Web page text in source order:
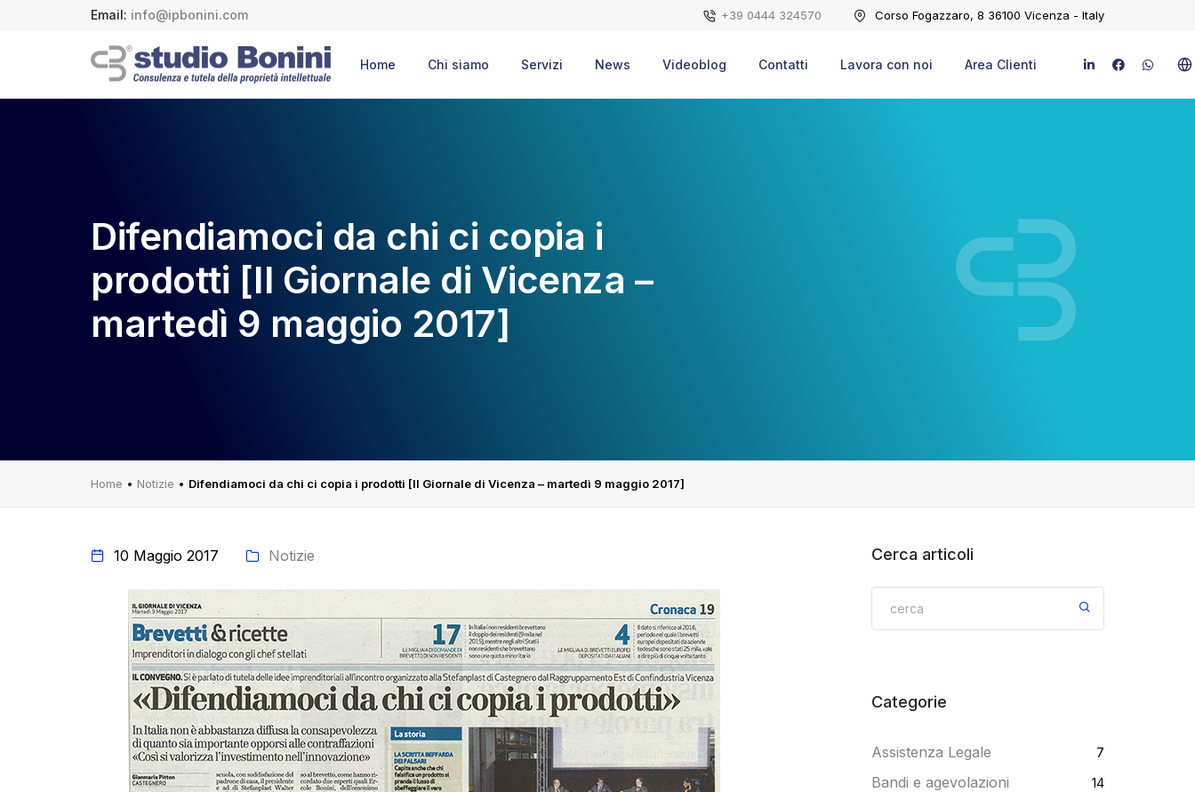
Email: info@ipbonini.com +39 0444 324570 Corso Fogazzaro, 8 36100 Vicenza - Italy
Home Chi siamo Servizi News Videoblog Contatti Lavora con noi Area Clienti
Difendiamoci da chi ci copia i
prodotti [Il Giornale di Vicenza –
martedì 9 maggio 2017]
Home • Notizie • Difendiamoci da chi ci copia i prodotti [Il Giornale di Vicenza – martedì 9 maggio 2017]
10 Maggio 2017 Notizie Cerca articoli
Categorie
Assistenza Legale 7
Bandi e agevolazioni 14